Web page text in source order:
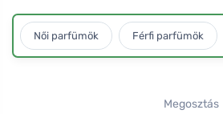
Női parfümök Férfi parfümök
Megosztás